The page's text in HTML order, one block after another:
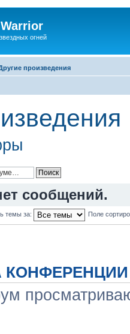
огней
произведения
сообщений.
темы за: Поле
КОНФЕРЕНЦИИ